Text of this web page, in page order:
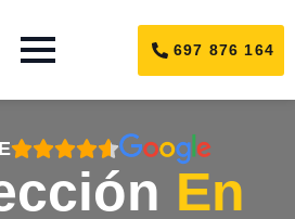
697 876 164
En